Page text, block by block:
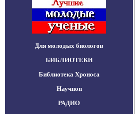
Для молодых биологов
БИБЛИОТЕКИ
Библиотека Хроноса
Научпоп
РАДИО